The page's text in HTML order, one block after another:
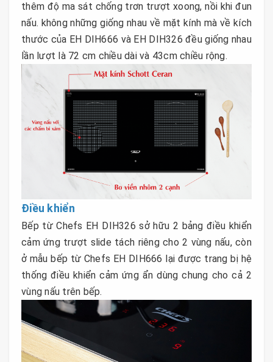
thêm độ ma sát chống trơn trượt xoong, nồi khi đun
nấu. không những giống nhau về mặt kính mà về kích
thước của EH DIH666 và EH DIH326 đều giống nhau
lần lượt là 72 cm chiều dài và 43cm chiều rộng.
Điều khiển
Bếp từ Chefs EH DIH326 sở hữu 2 bảng điều khiển
cảm ứng trượt slide tách riêng cho 2 vùng nấu, còn
ở mẫu bếp từ Chefs EH DIH666 lại được trang bị hệ
thống điều khiển cảm ứng ẩn dùng chung cho cả 2
vùng nấu trên bếp.